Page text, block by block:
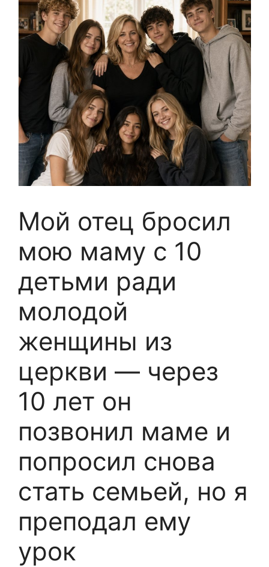
Мой отец бросил
мою маму с 10
детьми ради
молодой
женщины из
церкви — через
10 лет он
позвонил маме и
попросил снова
стать семьей, но я
преподал ему
урок